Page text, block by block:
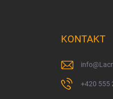
KONTAKT
info@
+420 555